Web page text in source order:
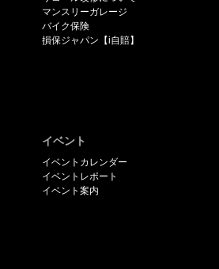
マンスリーガレージ
バイク保険
損保ジャパン【i自賠】
イベント
イベントカレンダー
イベントレポート
イベント案内